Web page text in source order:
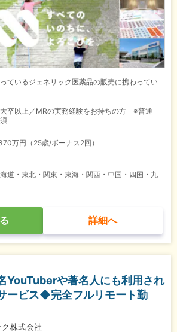
ているジェネリック医薬品の販売に携わってい
大卒以上／MRの実務経験をお持ちの方 ※普通
万円（25歳/ボーナス2回）
道・東北・関東・東海・関西・中国・四国・九
詳細へ
YouTuberや著名人にも利用され
ービス◆完全フルリモート勤
株式会社